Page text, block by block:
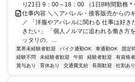
り21日 9：00～18：00 （1日8時間勤務＊
仕事内容 ＼＼アパレル・接客販売からの
／ 「洋服やアパレルに関わる 仕事は好き
きたい」 「個人ノルマに追われる働き方
ッタリの、...
業界未経験者歓迎 バイク通勤OK 車通勤OK 固定
経験不問
未経験者歓迎 午前 経験者歓迎 有資格
賞与あり
育休あり 交通費支給 長期歓迎 社割あり